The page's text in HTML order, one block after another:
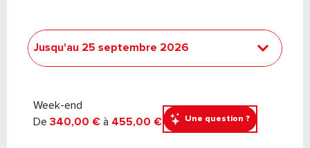
Une question ?
Jusqu'au 25 septembre 2026
Week-end
De 340,00 € à 455,00 €